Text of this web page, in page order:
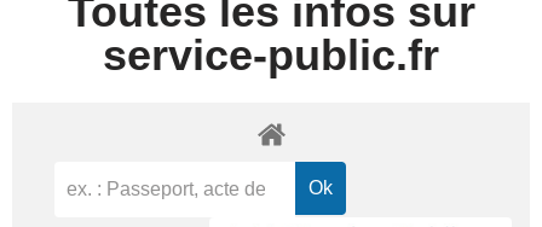
Toutes les infos sur
service-public.fr